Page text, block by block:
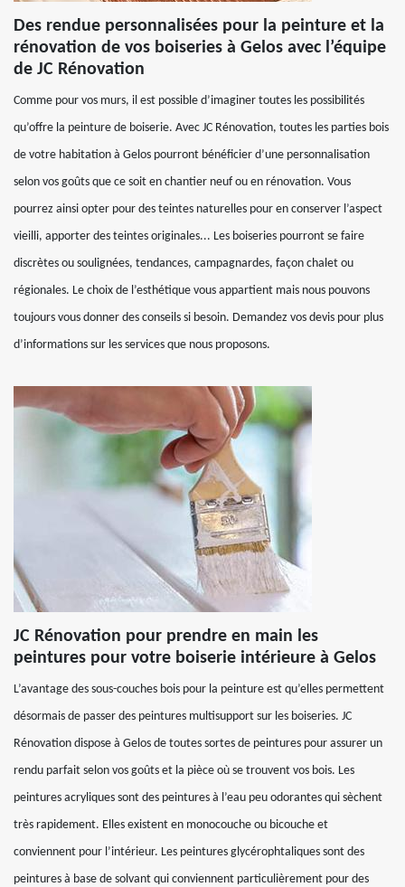
Des rendue personnalisées pour la peinture et la
rénovation de vos boiseries à Gelos avec l’équipe
de JC Rénovation
Comme pour vos murs, il est possible d’imaginer toutes les possibilités
qu’offre la peinture de boiserie. Avec JC Rénovation, toutes les parties bois
de votre habitation à Gelos pourront bénéficier d’une personnalisation
selon vos goûts que ce soit en chantier neuf ou en rénovation. Vous
pourrez ainsi opter pour des teintes naturelles pour en conserver l’aspect
vieilli, apporter des teintes originales... Les boiseries pourront se faire
discrètes ou soulignées, tendances, campagnardes, façon chalet ou
régionales. Le choix de l’esthétique vous appartient mais nous pouvons
toujours vous donner des conseils si besoin. Demandez vos devis pour plus
d’informations sur les services que nous proposons.
JC Rénovation pour prendre en main les
peintures pour votre boiserie intérieure à Gelos
L’avantage des sous-couches bois pour la peinture est qu’elles permettent
désormais de passer des peintures multisupport sur les boiseries. JC
Rénovation dispose à Gelos de toutes sortes de peintures pour assurer un
rendu parfait selon vos goûts et la pièce où se trouvent vos bois. Les
peintures acryliques sont des peintures à l’eau peu odorantes qui sèchent
très rapidement. Elles existent en monocouche ou bicouche et
conviennent pour l’intérieur. Les peintures glycérophtaliques sont des
peintures à base de solvant qui conviennent particulièrement pour des